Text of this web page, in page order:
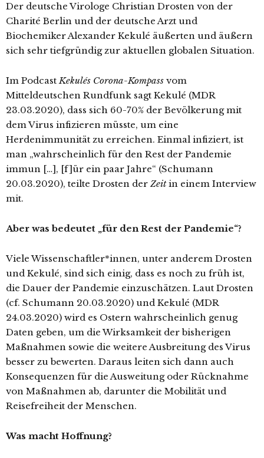
Der deutsche Virologe Christian Drosten von der
Charité Berlin und der deutsche Arzt und
Biochemiker Alexander Kekulé äußerten und äußern
sich sehr tiefgründig zur aktuellen globalen Situation.
Im PodcastKekulés Corona-Kompass vom
Mitteldeutschen Rundfunk sagt Kekulé (MDR
23.03.2020), dass sich 60-70% der Bevölkerung mit
dem Virus infizieren müsste, um eine
Herdenimmunität zu erreichen. Einmal infiziert, ist
man „wahrscheinlich für den Rest der Pandemie
immun […], [f]ür ein paar Jahre“ (Schumann
20.03.2020), teilte Drosten der Zeitin einem Interview
mit.
Aber was bedeutet „für den Rest der Pandemie“?
Viele Wissenschaftler*innen, unter anderem Drosten
und Kekulé, sind sich einig, dass es noch zu früh ist,
die Dauer der Pandemie einzuschätzen. Laut Drosten
(cf. Schumann 20.03.2020) und Kekulé (MDR
24.03.2020) wird es Ostern wahrscheinlich genug
Daten geben, um die Wirksamkeit der bisherigen
Maßnahmen sowie die weitere Ausbreitung des Virus
besser zu bewerten. Daraus leiten sich dann auch
Konsequenzen für die Ausweitung oder Rücknahme
von Maßnahmen ab, darunter die Mobilität und
Reisefreiheit der Menschen.
Was macht Hoffnung?